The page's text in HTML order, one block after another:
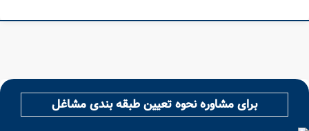
برای مشاوره نحوه تعیین طبقه بندی مشاغل